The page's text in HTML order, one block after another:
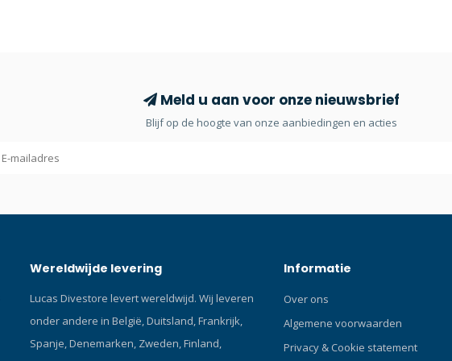
tijdens langdurige opslag van je wetsuit of
beroepsduikers,
recreatieve duikers van de
doen nog steeds een paar JET
voordat ze het water in gaan.
imitaties, maar er is slechts één
lang meegaan. Dankzij het
slag en meer stuwkracht tijdens
een verstelbare rubberen
hielband die meteen goed zit
Blog over duikvinnen! Klik hier
Meld u aan voor onze nieuwsbrief
Blijf op de hoogte van onze aanbiedingen en acties
Wereldwijde levering
Lucas Divestore levert wereldwijd. Wij leveren
onder andere in België, Duitsland, Frankrijk,
Spanje, Denemarken, Zweden, Finland,
Informatie
Over ons
Algemene voorwaarden
Privacy & Cookie statement